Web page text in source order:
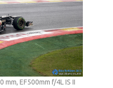
mm, EF500mm f/4L IS II